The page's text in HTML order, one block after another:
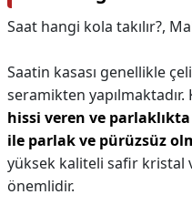
Saat hangi kola takılır?,
Saatin kasası genellikle
seramikten yapılmaktadır.
hissi veren ve
ile parlak ve pürüzsüz
yüksek kaliteli safir kristal
önemlidir.